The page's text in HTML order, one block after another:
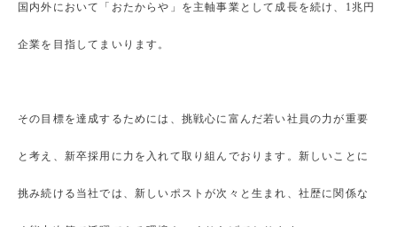
国内外において「おたからや」を主軸事業として成長を続け、1兆円
企業を目指してまいります。
その目標を達成するためには、挑戦心に富んだ若い社員の力が重要
と考え、新卒採用に力を入れて取り組んでおります。新しいことに
挑み続ける当社では、新しいポストが次々と生まれ、社歴に関係な